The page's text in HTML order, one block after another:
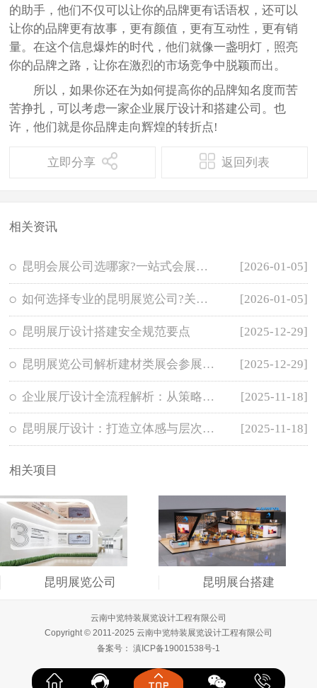
的助手，他们不仅可以让你的品牌更有话语权，还可以
让你的品牌更有故事，更有颜值，更有互动性，更有销
量。在这个信息爆炸的时代，他们就像一盏明灯，照亮
你的品牌之路，让你在激烈的市场竞争中脱颖而出。
所以，如果你还在为如何提高你的品牌知名度而苦
苦挣扎，可以考虑一家企业展厅设计和搭建公司。也
许，他们就是你品牌走向辉煌的转折点!
立即分享 返回列表
相关资讯
昆明会展公司选哪家?一站式会展服务合作 [2026-01-05]
如何选择专业的昆明展览公司?关键考察要 [2026-01-05]
昆明展厅设计搭建安全规范要点 [2025-12-29]
昆明展览公司解析建材类展会参展前期筹 [2025-12-29]
企业展厅设计全流程解析：从策略到落地 [2025-11-18]
昆明展厅设计：打造立体感与层次感的展 [2025-11-18]
相关项目
昆明展览公司 昆明展台搭建
云南中览特装展览设计工程有限公司
Copyright © 2011-2025 云南中览特装展览设计工程有限公司
备案号： 滇ICP备19001538号-1